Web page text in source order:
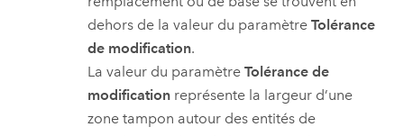
dehors de la valeur du paramètreTolérance
de modification.
La valeur du paramètreTolérance de
modification représente la largeur d’une
zone tampon autour des entités de